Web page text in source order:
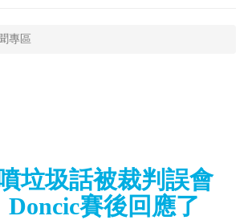
專區
垃圾話被裁判誤會
賽後回應了